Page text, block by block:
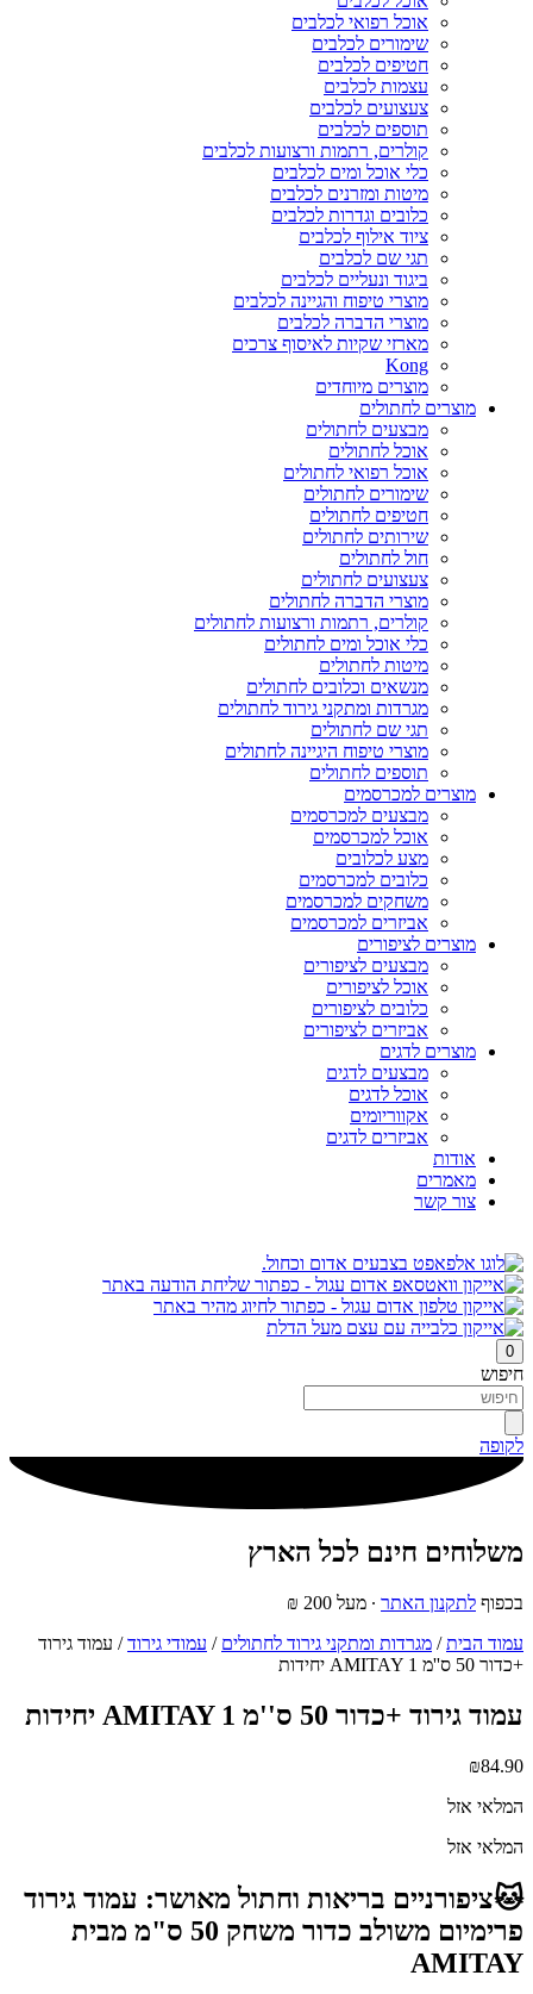
אוכל רפואי לכלבים
שימורים לכלבים
חטיפים לכלבים
עצמות לכלבים
צעצועים לכלבים
תוספים לכלבים
קולרים, רתמות ורצועות לכלבים
כלי אוכל ומים לכלבים
מיטות ומזרנים לכלבים
כלובים וגדרות לכלבים
ציוד אילוף לכלבים
תגי שם לכלבים
ביגוד ונעליים לכלבים
מוצרי טיפוח והגיינה לכלבים
מוצרי הדברה לכלבים
מארזי שקיות לאיסוף צרכים
Kong
מוצרים מיוחדים
מוצרים לחתולים
מבצעים לחתולים
אוכל לחתולים
אוכל רפואי לחתולים
שימורים לחתולים
חטיפים לחתולים
שירותים לחתולים
חול לחתולים
צעצועים לחתולים
מוצרי הדברה לחתולים
קולרים, רתמות ורצועות לחתולים
כלי אוכל ומים לחתולים
מיטות לחתולים
מנשאים וכלובים לחתולים
מגרדות ומתקני גירוד לחתולים
תגי שם לחתולים
מוצרי טיפוח היגיינה לחתולים
תוספים לחתולים
מוצרים למכרסמים
מבצעים למכרסמים
אוכל למכרסמים
מצע לכלובים
כלובים למכרסמים
משחקים למכרסמים
אביזרים למכרסמים
מוצרים לציפורים
מבצעים לציפורים
אוכל לציפורים
כלובים לציפורים
אביזרים לציפורים
מוצרים לדגים
מבצעים לדגים
אוכל לדגים
אקווריומים
אביזרים לדגים
אודות
מאמרים
צור קשר
0
חיפוש
לקופה
משלוחים חינם לכל הארץ
בכפוף לתקנון האתר ∙ מעל 200 ₪
עמוד הבית/ מגרדות ומתקני גירוד לחתולים / עמודי גירוד/ עמוד גירוד
+כדור 50 ס''מ AMITAY 1 יחידות
עמוד גירוד +כדור 50 ס''מ AMITAY 1 יחידות
₪84.90
המלאי אזל
המלאי אזל
🐱ציפורניים בריאות וחתול מאושר: עמוד גירוד
פרימיום משולב כדור משחק 50 ס"מ מבית
AMITAY